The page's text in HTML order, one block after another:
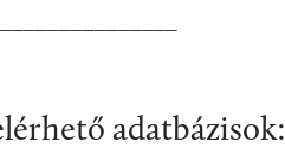
adatbázisok: